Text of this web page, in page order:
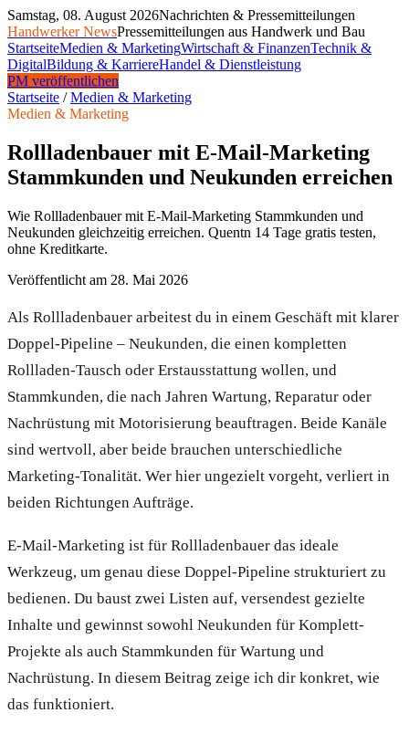
Samstag, 08. August 2026Nachrichten & Pressemitteilungen
Handwerker NewsPressemitteilungen aus Handwerk und Bau
StartseiteMedien & MarketingWirtschaft & FinanzenTechnik &
DigitalBildung & KarriereHandel & Dienstleistung
PM veröffentlichen
Startseite /Medien & Marketing
Medien & Marketing
Rollladenbauer mit E-Mail-Marketing
Stammkunden und Neukunden erreichen
Wie Rollladenbauer mit E-Mail-Marketing Stammkunden und
Neukunden gleichzeitig erreichen. Quentn 14 Tage gratis testen,
ohne Kreditkarte.
Veröffentlicht am 28. Mai 2026
Als Rollladenbauer arbeitest du in einem Geschäft mit klarer
Doppel-Pipeline – Neukunden, die einen kompletten
Rollladen-Tausch oder Erstausstattung wollen, und
Stammkunden, die nach Jahren Wartung, Reparatur oder
Nachrüstung mit Motorisierung beauftragen. Beide Kanäle
sind wertvoll, aber beide brauchen unterschiedliche
Marketing-Tonalität. Wer hier ungezielt vorgeht, verliert in
beiden Richtungen Aufträge.
E-Mail-Marketing ist für Rollladenbauer das ideale
Werkzeug, um genau diese Doppel-Pipeline strukturiert zu
bedienen. Du baust zwei Listen auf, versendest gezielte
Inhalte und gewinnst sowohl Neukunden für Komplett-
Projekte als auch Stammkunden für Wartung und
Nachrüstung. In diesem Beitrag zeige ich dir konkret, wie
das funktioniert.